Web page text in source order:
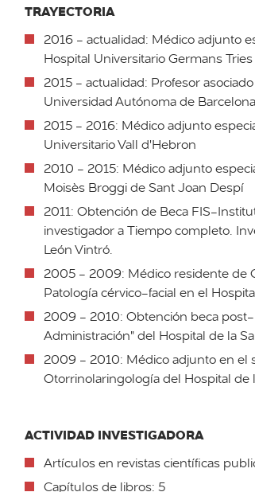
TRAYECTORIA
2016 - actualidad: Médico adjunto
Hospital Universitario Germans
2015 - actualidad: Profesor
Universidad Autónoma de Barcelona
2015 - 2016: Médico adjunto
Universitario Vall d'Hebron
2010 - 2015: Médico adjunto
Moisès Broggi de Sant Joan Despí
2011: Obtención de Beca FIS-
investigador a Tiempo completo.
León Vintró.
2005 - 2009: Médico residente de
Patología cérvico-facial en el
2009 - 2010: Obtención beca
Administración" del Hospital de la
2009 - 2010: Médico adjunto en el
Otorrinolaringología del Hospital de
ACTIVIDAD INVESTIGADORA
Artículos en revistas científicas
Capítulos de libros: 5